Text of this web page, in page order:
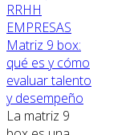
RRHH
EMPRESAS
Matriz 9 box:
qué es y cómo
evaluar talento
y desempeño
La matriz 9